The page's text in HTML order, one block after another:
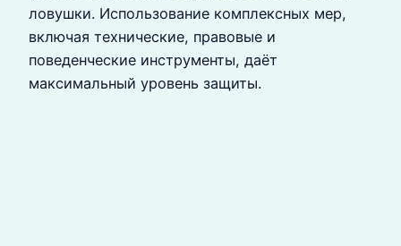
ловушки. Использование комплексных мер,
включая технические, правовые и
поведенческие инструменты, даёт
максимальный уровень защиты.